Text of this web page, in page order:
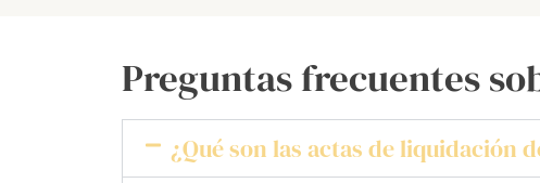
Preguntas frecuentes
¿Qué son las actas de liquidación